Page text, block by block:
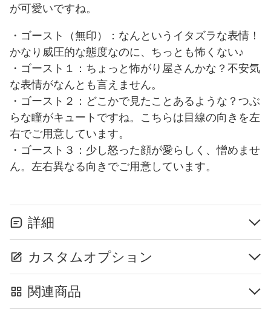
が可愛いですね。
・ゴースト（無印）：なんというイタズラな表情！
かなり威圧的な態度なのに、ちっとも怖くない♪
・ゴースト１：ちょっと怖がり屋さんかな？不安気
な表情がなんとも言えません。
・ゴースト２：どこかで見たことあるような？つぶ
らな瞳がキュートですね。こちらは目線の向きを左
右でご用意しています。
・ゴースト３：少し怒った顔が愛らしく、憎めませ
ん。左右異なる向きでご用意しています。
詳細
カスタムオプション
関連商品